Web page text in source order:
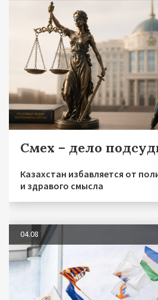
Смех – дело
Казахстан избавляется от
и здравого смысла
04.08